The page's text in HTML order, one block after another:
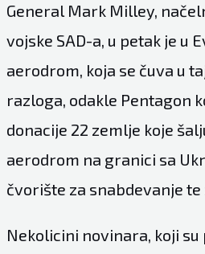
General Mark Milley,
vojske SAD-a, u petak je u
aerodrom, koja se čuva u
razloga, odakle Pentagon
donacije 22 zemlje koje
aerodrom na granici sa
čvorište za snabdevanje
Nekolicini novinara, koji